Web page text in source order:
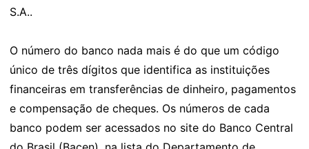
S.A..
O número do banco nada mais é do que um código
único de três dígitos que identifica as instituições
financeiras em transferências de dinheiro, pagamentos
e compensação de cheques. Os números de cada
banco podem ser acessados no site do Banco Central